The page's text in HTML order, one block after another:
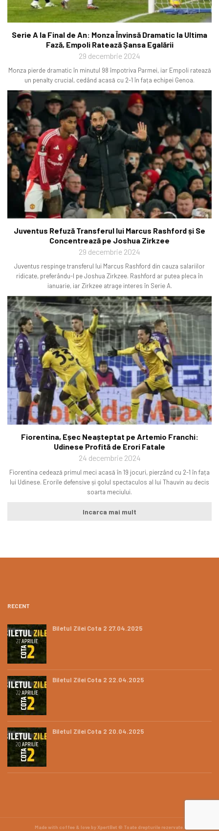
Serie A la Final de An: Monza Învinsă Dramatic la Ultima
Fază, Empoli Ratează Șansa Egalării
29 decembrie 2024
Monza pierde dramatic în minutul 98 împotriva Parmei, iar Empoli ratează
un penalty crucial, cedând acasă cu 2-1 în fața echipei Genoa.
Juventus Refuză Transferul lui Marcus Rashford și Se
Concentrează pe Joshua Zirkzee
29 decembrie 2024
Juventus respinge transferul lui Marcus Rashford din cauza salariilor
ridicate, preferându-l pe Joshua Zirkzee. Rashford ar putea pleca în
ianuarie, iar Zirkzee atrage interes în Serie A.
Fiorentina, Eșec Neașteptat pe Artemio Franchi:
Udinese Profită de Erori Fatale
24 decembrie 2024
Fiorentina cedează primul meci acasă în 19 jocuri, pierzând cu 2-1 în fața
lui Udinese. Erorile defensive și golul spectaculos al lui Thauvin au decis
soarta meciului.
Incarca mai mult
RECENT
Biletul Zilei Cota 2 27.04.2025
Biletul Zilei Cota 2 22.04.2025
Biletul Zilei Cota 2 20.04.2025
Made with coffee & love by XpertBet © Toate drepturile rezervate.